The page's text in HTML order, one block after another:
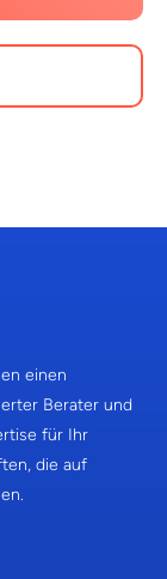
einen
Berater und
für Ihr
die auf